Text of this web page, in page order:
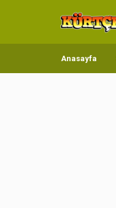
Anasayfa